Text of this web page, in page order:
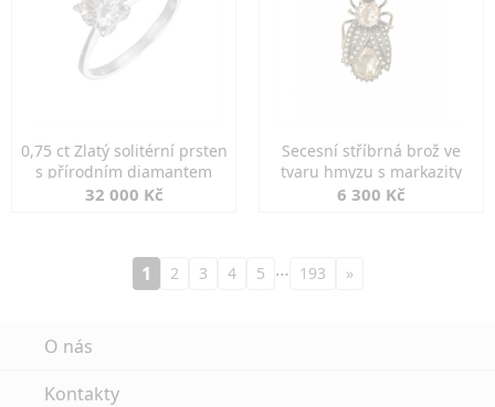
0,75 ct Zlatý solitérní prsten
s přírodním diamantem
32 000 Kč
Secesní stříbrná brož ve
tvaru hmyzu s markazity
6 300 Kč
1 2 3 4 5 … 193 »
O nás
Kontakty